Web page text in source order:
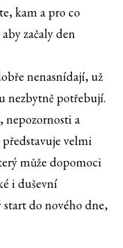
kam a pro co
začaly den
nenasnídají, už
nezbytně potřebují.
nepozornosti a
velmi
může dopomoci
i duševní
do nového dne,